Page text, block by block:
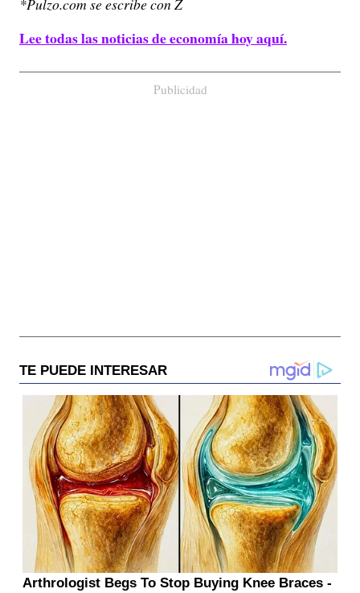
*Pulzo.com se escribe con Z
Lee todas las noticias de economía hoy aquí.
Publicidad